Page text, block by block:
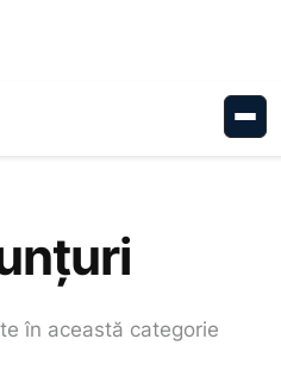
în această categorie